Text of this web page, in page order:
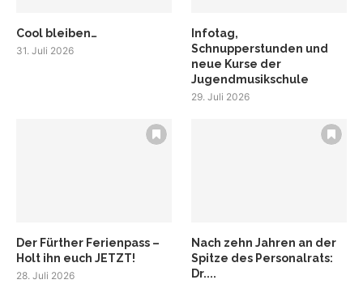
Cool bleiben…
31. Juli 2026
Infotag,
Schnupperstunden und
neue Kurse der
Jugendmusikschule
29. Juli 2026
Der Fürther Ferienpass –
Holt ihn euch JETZT!
28. Juli 2026
Nach zehn Jahren an der
Spitze des Personalrats:
Dr....